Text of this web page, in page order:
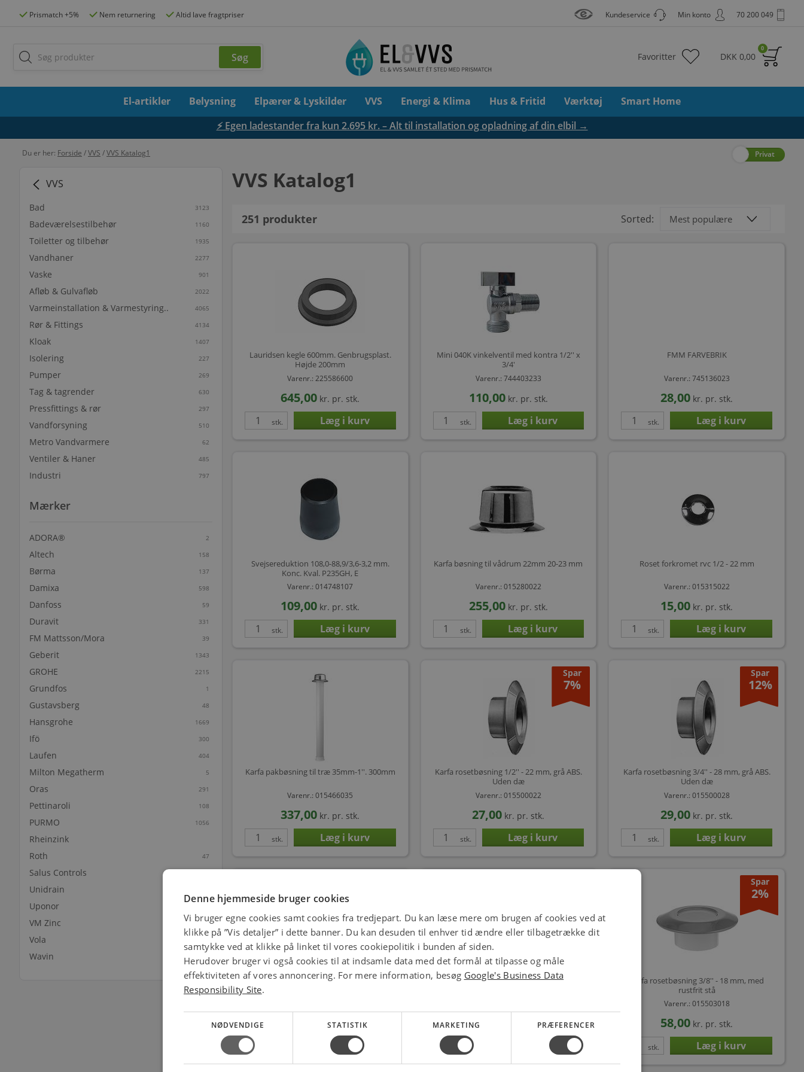
Prismatch +5% Nem returnering Altid lave fragtpriser 70 200 049
Min konto
Kundeservice
0
DKK 0,00
Favoritter
El-artikler Belysning Elpærer & Lyskilder VVS Energi & Klima Hus & Fritid Værktøj
Smart Home
⚡ Egen ladestander fra kun 2.695 kr. – Alt til installation og opladning af din elbil →
Du er her: Forside /VVS /VVS Katalog1 Privat
VVS
Bad 3123
Badeværelsestilbehør 1160
Toiletter og tilbehør 1935
Vandhaner 2277
Vaske 901
Afløb & Gulvafløb 2022
Varmeinstallation & Varmestyring.. 4065
Rør & Fittings 4134
Kloak 1407
Isolering 227
Pumper 269
Tag & tagrender 630
Pressfittings & rør 297
Vandforsyning 510
Metro Vandvarmere 62
Ventiler & Haner 485
Industri 797
Mærker
ADORA® 2
Altech 158
Børma 137
Damixa 598
Danfoss 59
Duravit 331
FM Mattsson/Mora 39
Geberit 1343
GROHE 2215
Grundfos 1
Gustavsberg 48
Hansgrohe 1669
Ifö 300
Laufen 404
Milton Megatherm 5
Oras 291
Pettinaroli 108
PURMO 1056
Rheinzink
Roth
47
Salus Controls
Unidrain
Uponor
VM Zinc 64
Vola
Wavin 41
VVS Katalog1
251 produkter Sorted:
Lauridsen kegle 600mm. Genbrugsplast.
Højde 200mm
Varenr.: 225586600
645,00 kr. pr. stk.
stk.
Mini 040K vinkelventil med kontra 1/2'' x
3/4'
Varenr.: 744403233
110,00 kr. pr. stk.
stk.
FMM FARVEBRIK
Varenr.: 745136023
28,00 kr. pr. stk.
stk.
Svejsereduktion 108,0-88,9/3,6-3,2 mm.
Konc. Kval. P235GH, E
Varenr.: 014748107
109,00 kr. pr. stk.
stk.
Karfa bøsning til vådrum 22mm 20-23 mm
Varenr.: 015280022
255,00 kr. pr. stk.
stk.
Roset forkromet rvc 1/2 - 22 mm
Varenr.: 015315022
15,00 kr. pr. stk.
stk.
Karfa pakbøsning til træ 35mm-1''. 300mm
Varenr.: 015466035
337,00 kr. pr. stk.
stk.
Spar
7%
Karfa rosetbøsning 1/2'' - 22 mm, grå ABS.
Uden dæ
Varenr.: 015500022
27,00 kr. pr. stk.
stk.
Spar
12%
Karfa rosetbøsning 3/4'' - 28 mm, grå ABS.
Uden dæ
Varenr.: 015500028
29,00 kr. pr. stk.
stk.
Karfa rosetbøsning 1'' - 35 mm, grå ABS.
pr. stk.
Karfa rosetbøsning 15 mm, med rustfrit
58,00 pr. stk.
stk.
Spar
2%
Karfa rosetbøsning 3/8'' - 18 mm, med
rustfrit stå
Varenr.: 015503018
58,00 kr. pr. stk.
stk.
Denne hjemmeside bruger cookies
Vi bruger egne cookies samt cookies fra tredjepart. Du kan læse mere om brugen af cookies ved at
klikke på ”Vis detaljer” i dette banner. Du kan desuden til enhver tid ændre eller tilbagetrække dit
samtykke ved at klikke på linket til vores cookiepolitik i bunden af siden.
Herudover bruger vi også cookies til at indsamle data med det formål at tilpasse og måle
effektiviteten af vores annoncering. For mere information, besøg Google's Business Data
Responsibility Site.
NØDVENDIGE STATISTIK MARKETING PRÆFERENCER